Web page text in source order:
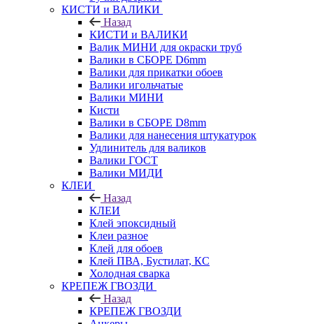
КИСТИ и ВАЛИКИ
Назад
КИСТИ и ВАЛИКИ
Валик МИНИ для окраски труб
Валики в СБОРЕ D6mm
Валики для прикатки обоев
Валики игольчатые
Валики МИНИ
Кисти
Валики в СБОРЕ D8mm
Валики для нанесения штукатурок
Удлинитель для валиков
Валики ГОСТ
Валики МИДИ
КЛЕИ
Назад
КЛЕИ
Клей эпоксидный
Клеи разное
Клей для обоев
Клей ПВА, Бустилат, КС
Холодная сварка
КРЕПЕЖ ГВОЗДИ
Назад
КРЕПЕЖ ГВОЗДИ